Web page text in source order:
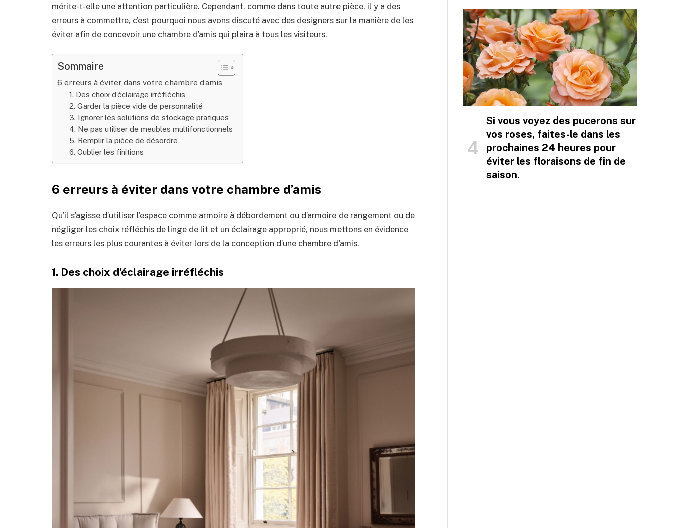
mérite-t-elle une attention particulière. Cependant, comme dans toute autre pièce, il y a des
erreurs à commettre, c’est pourquoi nous avons discuté avec des designers sur la manière de les
éviter afin de concevoir une chambre d’amis qui plaira à tous les visiteurs.
Sommaire
6 erreurs à éviter dans votre chambre d’amis
1. Des choix d’éclairage irréfléchis
2. Garder la pièce vide de personnalité
3. Ignorer les solutions de stockage pratiques
4. Ne pas utiliser de meubles multifonctionnels
5. Remplir la pièce de désordre
6. Oublier les finitions
6 erreurs à éviter dans votre chambre d’amis
Qu’il s’agisse d’utiliser l’espace comme armoire à débordement ou d’armoire de rangement ou de
négliger les choix réfléchis de linge de lit et un éclairage approprié, nous mettons en évidence
les erreurs les plus courantes à éviter lors de la conception d’une chambre d’amis.
1. Des choix d’éclairage irréfléchis
Si vous voyez des pucerons sur
vos roses, faites-le dans les
prochaines 24 heures pour
éviter les floraisons de fin de
saison.